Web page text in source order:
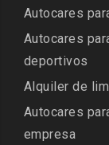
Autocares
Autocares
deportivos
Alquiler de
Autocares
empresa